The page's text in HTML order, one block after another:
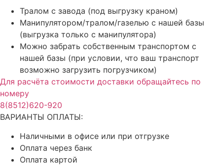
Тралом с завода (под выгрузку краном)
Манипулятором/тралом/газелью с нашей базы
(выгрузка только с манипулятора)
Можно забрать собственным транспортом с
нашей базы (при условии, что ваш транспорт
возможно загрузить погрузчиком)
Для расчёта стоимости доставки обращайтесь по
номеру
8(8512)620-920
ВАРИАНТЫ ОПЛАТЫ:
Наличными в офисе или при отгрузке
Оплата через банк
Оплата картой